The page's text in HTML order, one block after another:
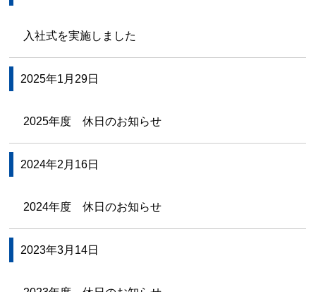
入社式を実施しました
2025年1月29日
2025年度 休日のお知らせ
2024年2月16日
2024年度 休日のお知らせ
2023年3月14日